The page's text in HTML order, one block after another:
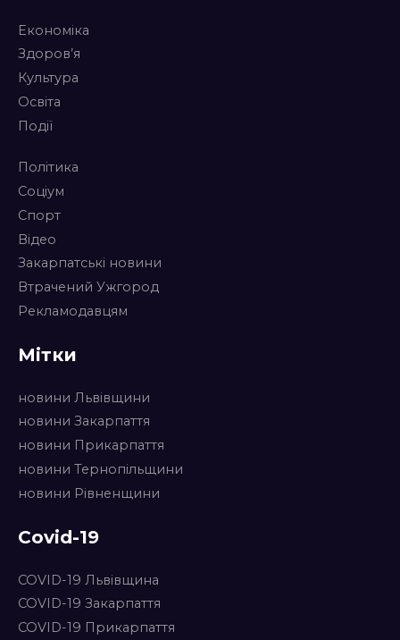
Економіка
Здоров’я
Культура
Освіта
Події
Політика
Соціум
Спорт
Відео
Закарпатські новини
Втрачений Ужгород
Рекламодавцям
Мітки
новини Львівщини
новини Закарпаття
новини Прикарпаття
новини Тернопільщини
новини Рівненщини
Covid-19
COVID-19 Львівщина
COVID-19 Закарпаття
COVID-19 Прикарпаття